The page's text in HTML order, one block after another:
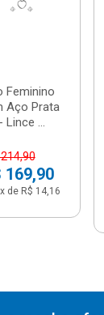
Feminino
Aço Prata
Lince ...
169,90
de R$ 14,16